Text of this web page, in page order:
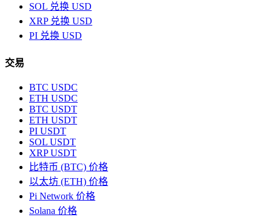
SOL 兑换 USD
XRP 兑换 USD
PI 兑换 USD
交易
BTC USDC
ETH USDC
BTC USDT
ETH USDT
PI USDT
SOL USDT
XRP USDT
比特币 (BTC) 价格
以太坊 (ETH) 价格
Pi Network 价格
Solana 价格